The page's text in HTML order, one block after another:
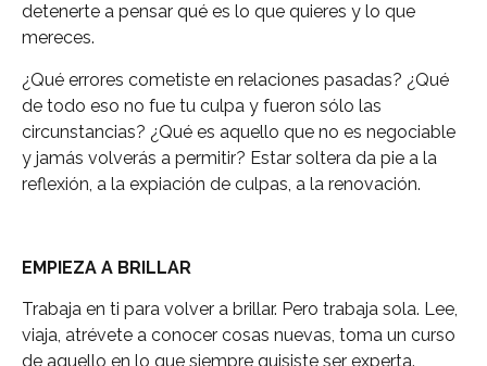
detenerte a pensar qué es lo que quieres y lo que
mereces.
¿Qué errores cometiste en relaciones pasadas? ¿Qué
de todo eso no fue tu culpa y fueron sólo las
circunstancias? ¿Qué es aquello que no es negociable
y jamás volverás a permitir­? Estar soltera da pie a la
reflexión, a la expiación de culpas, a la renovación.
EMPIEZA A BRILLAR
Trabaja en ti para volver a brillar. Pero trabaja sola. Lee,
viaja, atrévete a conocer cosas nuevas, toma un curso
de aquello en lo que siempre quisiste ser experta.